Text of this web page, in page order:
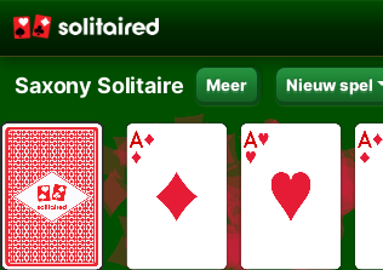
Saxony Solitaire Meer Nieuw spel